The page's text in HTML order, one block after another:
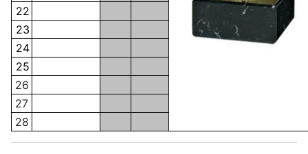
22
23
24
25
26
27
28